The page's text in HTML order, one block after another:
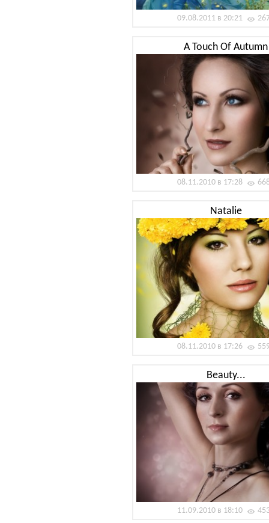
09.08.2011 в 20:21
A Touch Of Autumn
08.11.2010 в 17:28
Natalie
08.11.2010 в 17:26
Beauty...
11.09.2010 в 18:10